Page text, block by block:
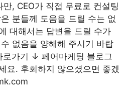
, CEO가 직접 무료로 컨설팅
분들께 도움을 드릴 수는 없
대해서는 답변을 드릴 수가
없음을 양해해 주시기 바랍
가기 ↓ 페어마케팅 블로그
요. 후회하지 않으셨으면 좋겠